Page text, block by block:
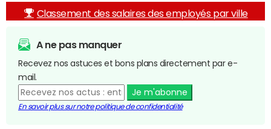
Classement des salaires des employés par ville
A ne pas manquer
Recevez nos astuces et bons plans directement par e-
mail.
Je m'abonne
En savoir plus sur notre politique de confidentialité